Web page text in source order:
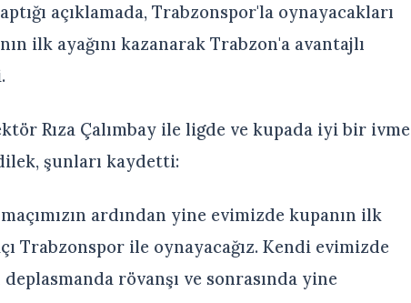
açıklamada, Trabzonspor'la oynayacakları
ilk ayağını kazanarak Trabzon'a avantajlı
Rıza Çalımbay ile ligde ve kupada iyi bir ivme
şunları kaydetti:
ardından yine evimizde kupanın ilk
Trabzonspor ile oynayacağız. Kendi evimizde
rövanşı ve sonrasında yine